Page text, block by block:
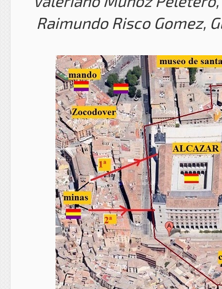
Raimundo Risco Gomez,